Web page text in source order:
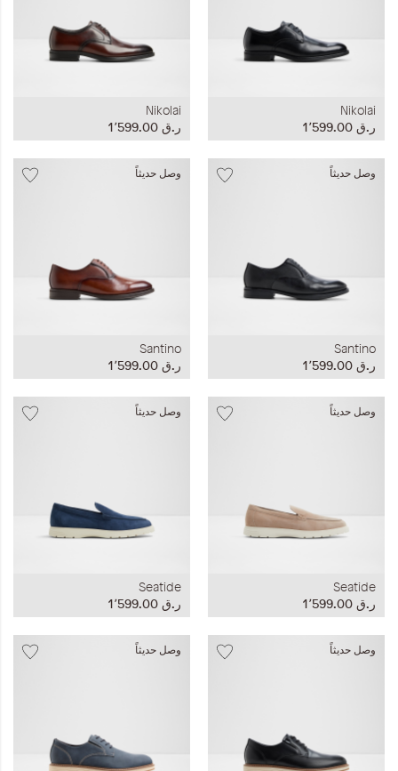
Nikolai
ر.ق‏ 1٬599.00
Nikolai
ر.ق‏ 1٬599.00
وصل حديثاً
Santino
ر.ق‏ 1٬599.00
وصل حديثاً
Santino
ر.ق‏ 1٬599.00
وصل حديثاً
Seatide
ر.ق‏ 1٬599.00
وصل حديثاً
Seatide
ر.ق‏ 1٬599.00
وصل حديثاً وصل حديثاً